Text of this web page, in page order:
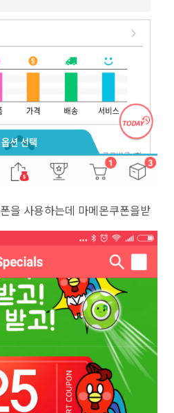
을 사용하는데 마메몬쿠폰을받